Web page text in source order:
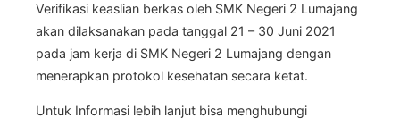
Verifikasi keaslian berkas oleh SMK Negeri 2 Lumajang
akan dilaksanakan pada tanggal 21 – 30 Juni 2021
pada jam kerja di SMK Negeri 2 Lumajang dengan
menerapkan protokol kesehatan secara ketat.
Untuk Informasi lebih lanjut bisa menghubungi